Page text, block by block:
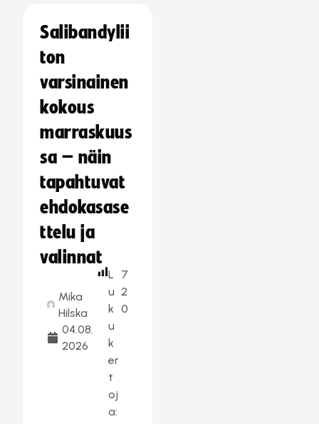
Salibandylii
ton
varsinainen
kokous
marraskuus
sa – näin
tapahtuvat
ehdokasase
ttelu ja
valinnat
Mika
Hilska
04.08.
2026
L
u
k
u
k
er
t
oj
a:
7
2
0